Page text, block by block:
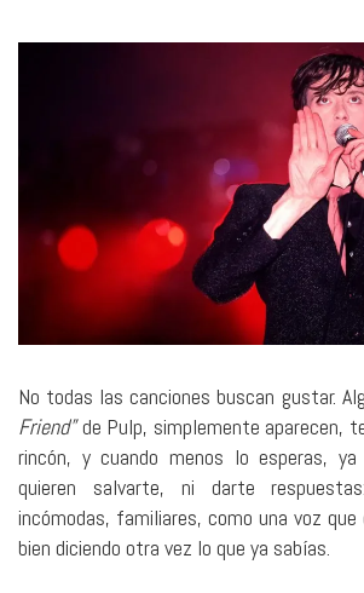
No todas las canciones buscan gustar.
Friend”de Pulp, simplemente aparecen,
rincón, y cuando menos lo esperas,
quieren salvarte, ni darte
incómodas, familiares, como una voz que
bien diciendo otra vez lo que ya sabías.